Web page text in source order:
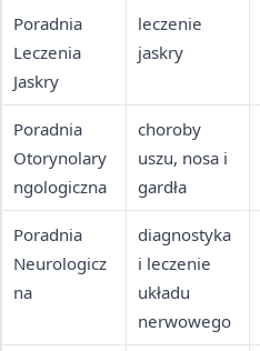
Poradnia
Leczenia
Jaskry
leczenie
jaskry
Poradnia
Otorynolary
ngologiczna
choroby
uszu, nosa i
gardła
Poradnia
Neurologicz
na
diagnostyka
i leczenie
układu
nerwowego